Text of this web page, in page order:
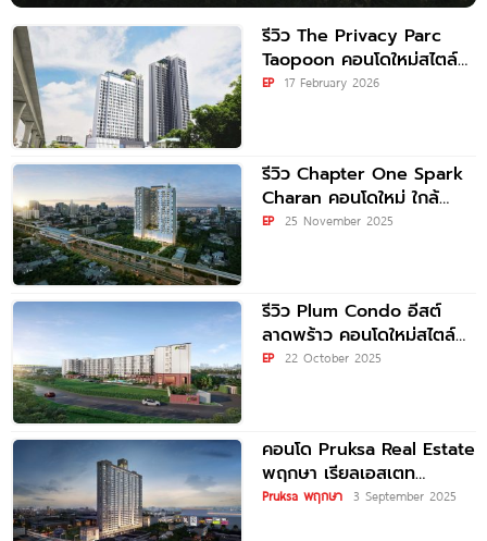
รีวิว The Privacy Parc
Taopoon คอนโดใหม่สไตล์
Tropical Modern ติดถนน
EP 17 February 2026
รีวิว Chapter One Spark
Charan คอนโดใหม่ ใกล้
MRT บางพลัด เพียง
EP 25 November 2025
รีวิว Plum Condo อีสต์
ลาดพร้าว คอนโดใหม่สไตล์
Modern Moroccan เพียง
EP 22 October 2025
คอนโด Pruksa Real Estate
พฤกษา เรียลเอสเตท
2025/2568
Pruksa พฤกษา 3 September 2025